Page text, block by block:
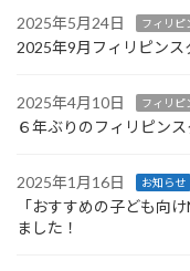
2025年5月24日 フィリピ
2025年9月フィリピンス
2025年4月10日 フィリピ
６年ぶりのフィリピン
2025年1月16日 お知らせ
「おすすめの子ども向
ました！